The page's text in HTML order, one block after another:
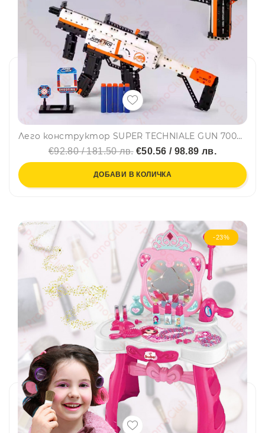
Лего конструктор SUPER TECHNIALE GUN 70003- 540 части, GUDI, 6+
€92.80 / 181.50 лв.€50.56 / 98.89 лв.
ДОБАВИ В КОЛИЧКА
-23%